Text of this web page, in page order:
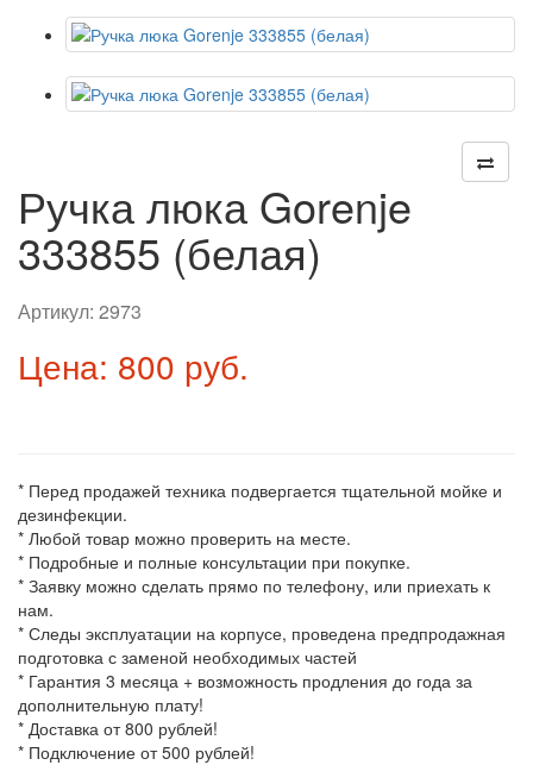
Ручка люка Gorenje
333855 (белая)
Артикул: 2973
Цена: 800 руб.
* Перед продажей техника подвергается тщательной мойке и
дезинфекции.
* Любой товар можно проверить на месте.
* Подробные и полные консультации при покупке.
* Заявку можно сделать прямо по телефону, или приехать к
нам.
* Следы эксплуатации на корпусе, проведена предпродажная
подготовка с заменой необходимых частей
* Гарантия 3 месяца + возможность продления до года за
дополнительную плату!
* Доставка от 800 рублей!
* Подключение от 500 рублей!